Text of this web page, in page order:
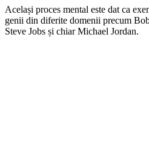
Același proces mental este dat ca
genii din diferite domenii precum
Steve Jobs și chiar Michael Jordan.